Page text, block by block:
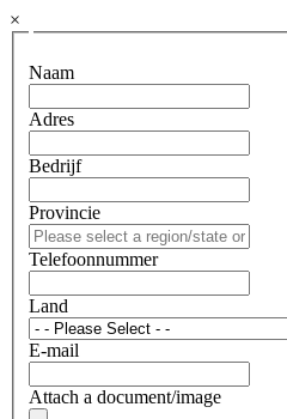
×
Naam
Adres
Bedrijf
Provincie
Telefoonnummer
Land
E-mail
Attach a document/image